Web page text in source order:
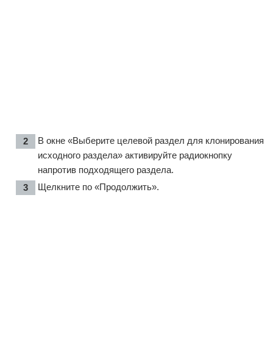
В окне «Выберите целевой раздел для клонирования
исходного раздела» активируйте радиокнопку
напротив подходящего раздела.
Щелкните по «Продолжить».